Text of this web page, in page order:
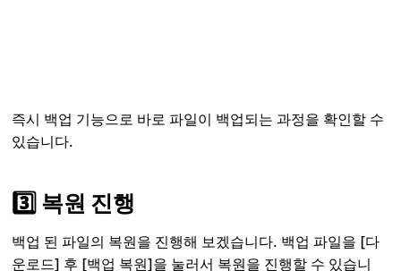
즉시 백업 기능으로 바로 파일이 백업되는 과정을 확인할 수
있습니다.
3️⃣ 복원 진행
백업 된 파일의 복원을 진행해 보겠습니다. 백업 파일을 [다
운로드] 후 [백업 복원]을 눌러서 복원을 진행할 수 있습니